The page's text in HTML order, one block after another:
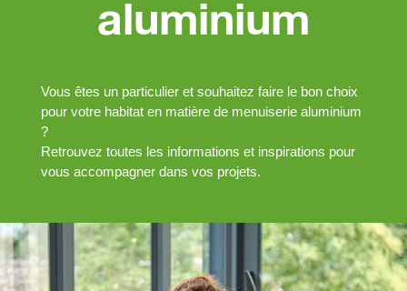
aluminium
Vous êtes un particulier et souhaitez faire le bon choix
pour votre habitat en matière de menuiserie aluminium
?
Retrouvez toutes les informations et inspirations pour
vous accompagner dans vos projets.